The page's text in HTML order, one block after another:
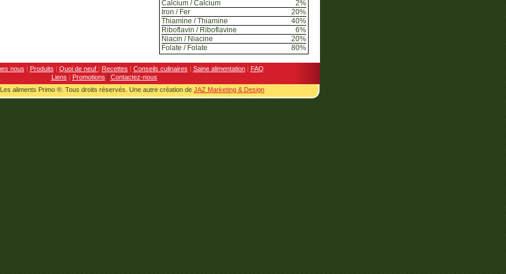
Calcium / Calcium
2%
Iron / Fer
20%
Thiamine / Thiamine
40%
Riboflavin / Riboflavine
6%
Niacin / Niacine
20%
Folate / Folate
80%
nous | Produits | Quoi de neuf | Recettes | Conseils culinaires | Saine alimentation | FAQ
Liens | Promotions
Contactez-nous
aliments Primo ®. Tous droits réservés. Une autre création de JAZ Marketing & Design